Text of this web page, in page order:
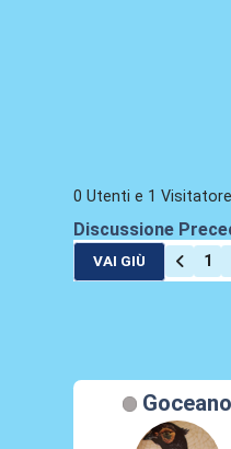
0 Utenti e 1
Discussione
VAI GIÙ 1
Goceano